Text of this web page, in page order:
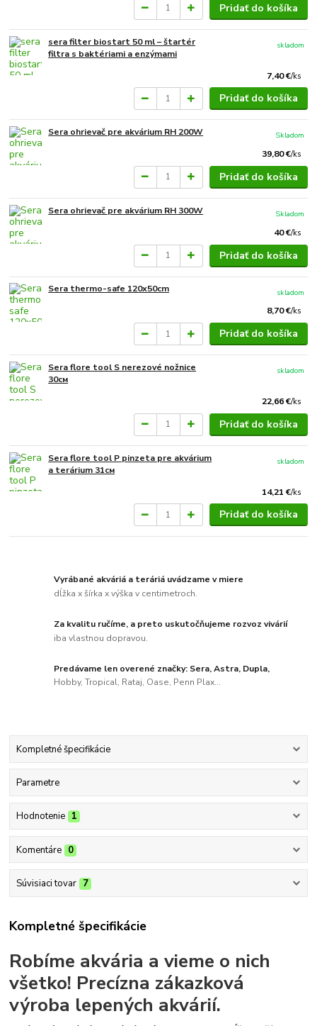
Pridať do košíka
sera filter biostart 50 ml – štartér
filtra s baktériami a enzýmami
7,40 €/ks
skladom
Pridať do košíka
Sera ohrievač pre akvárium RH 200W
39,80 €/ks
Skladom
Pridať do košíka
Sera ohrievač pre akvárium RH 300W
40 €/ks
Skladom
Pridať do košíka
Sera thermo-safe 120x50cm
8,70 €/ks
skladom
Pridať do košíka
Sera flore tool S nerezové nožnice
30см
22,66 €/ks
skladom
Pridať do košíka
Sera flore tool P pinzeta pre akvárium
a terárium 31см
14,21 €/ks
skladom
Pridať do košíka
Vyrábané akváriá a teráriá uvádzame v miere
dĺžka x šírka x výška v centimetroch.
Za kvalitu ručíme, a preto uskutočňujeme rozvoz vivárií
iba vlastnou dopravou.
Predávame len overené značky: Sera, Astra, Dupla,
Hobby, Tropical, Rataj, Oase, Penn Plax...
Kompletné špecifikácie
Parametre
Hodnotenie 1
Komentáre 0
Súvisiaci tovar 7
Kompletné špecifikácie
Robíme akvária a vieme o nich
všetko! Precízna zákazková
výroba lepených akvárií.